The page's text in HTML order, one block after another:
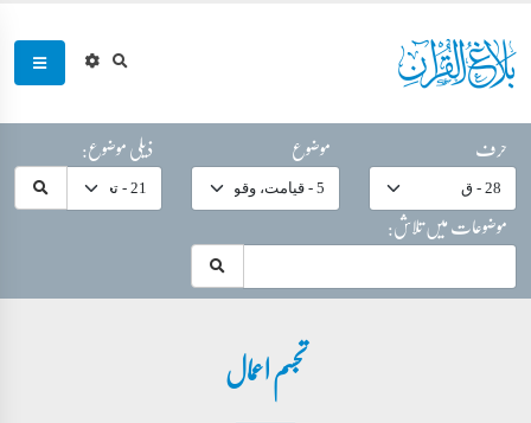
حرف موضوع
ذیلی موضوع:
موضوعات میں تلاش:
تجسم اعمال